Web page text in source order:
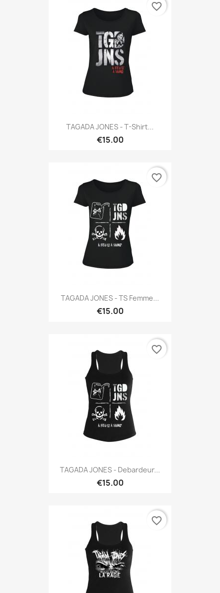
TAGADA JONES - T-Shirt...
€15.00
favorite_border
TAGADA JONES - TS Femme...
€15.00
favorite_border
TAGADA JONES - Debardeur...
€15.00
favorite_border
favorite_border